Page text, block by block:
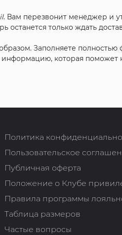
. Вам перезвонит менеджер и
только ждать
Заполняете полностью
информацию, которая
Политика
Пользовательское
Публичная оферта
Положение о Клубе
Правила программы
Таблица размеров
Частые вопросы